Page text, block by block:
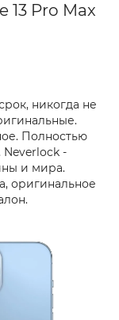
Pro Max
никогда не
Полностью
Neverlock -
и мира.
оригинальное